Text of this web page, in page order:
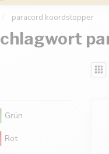
paracord koordstopper
Grün
Rot